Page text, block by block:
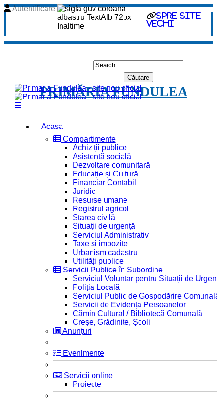
spre site
vechi
Autentificare
PRIMĂRIA FUNDULEA
Acasa
Compartimente
Achiziții publice
Asistență socială
Dezvoltare comunitară
Educație și Cultură
Financiar Contabil
Juridic
Resurse umane
Registrul agricol
Starea civilă
Situații de urgență
Serviciul Administrativ
Taxe și impozite
Urbanism cadastru
Utilități publice
Servicii Publice în Subordine
Serviciul Voluntar pentru Situații de
Poliția Locală
Serviciul Public de Gospodărire
Servicii de Evidența Persoanelor
Cămin Cultural / Bibliotecă Comunală
Creșe, Grădinițe, Școli
Anunțuri
Evenimente
Servicii online
Proiecte